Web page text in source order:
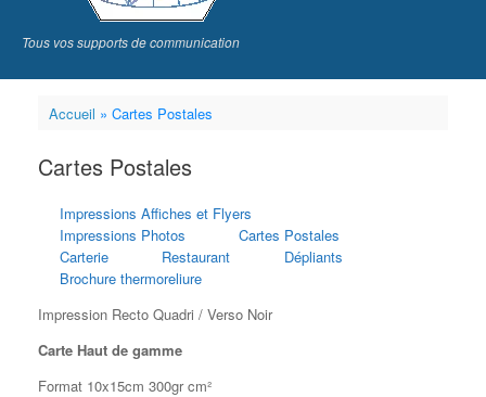
Tous vos supports de communication
Accueil » Cartes Postales
Cartes Postales
Impressions Affiches et Flyers
Impressions Photos
Cartes Postales
Carterie
Restaurant
Dépliants
Brochure thermoreliure
Impression Recto Quadri / Verso Noir
Carte Haut de gamme
Format 10x15cm 300gr cm²